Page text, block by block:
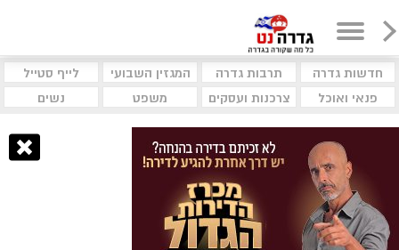
חדשות גדרה תרבות גדרה המגזין השבועי
לייף סטייל
פנאי ואוכל
צרכנות ועסקים משפט נשים